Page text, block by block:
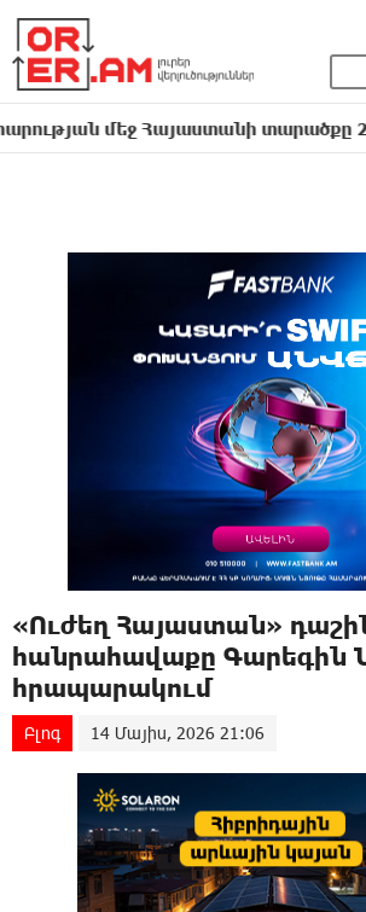
Հայաստանի տարածքը 29800
«Ուժեղ Հայաստան»
հանրահավաքը Գարեգին
հրապարակում
Բլոգ 14 Մայիս, 2026 21:06